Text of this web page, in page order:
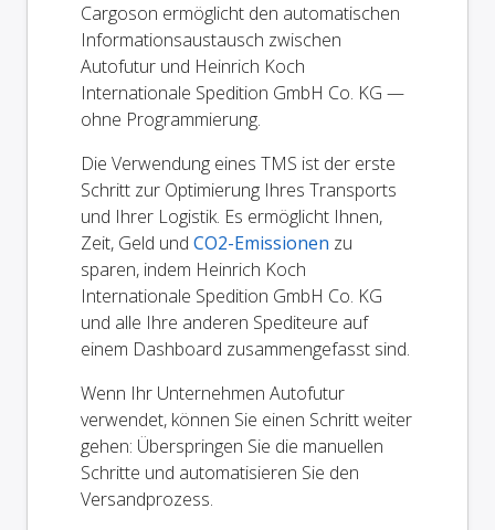
Cargoson ermöglicht den automatischen
Informationsaustausch zwischen
Autofutur und Heinrich Koch
Internationale Spedition GmbH Co. KG —
ohne Programmierung.
Die Verwendung eines TMS ist der erste
Schritt zur Optimierung Ihres Transports
und Ihrer Logistik. Es ermöglicht Ihnen,
Zeit, Geld und CO2-Emissionen zu
sparen, indem Heinrich Koch
Internationale Spedition GmbH Co. KG
und alle Ihre anderen Spediteure auf
einem Dashboard zusammengefasst sind.
Wenn Ihr Unternehmen Autofutur
verwendet, können Sie einen Schritt weiter
gehen: Überspringen Sie die manuellen
Schritte und automatisieren Sie den
Versandprozess.